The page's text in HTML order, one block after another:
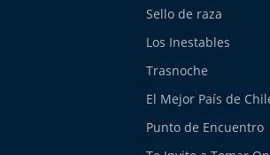
Sello de raza
Los Inestables
Trasnoche
El Mejor País de
Punto de Encuentro